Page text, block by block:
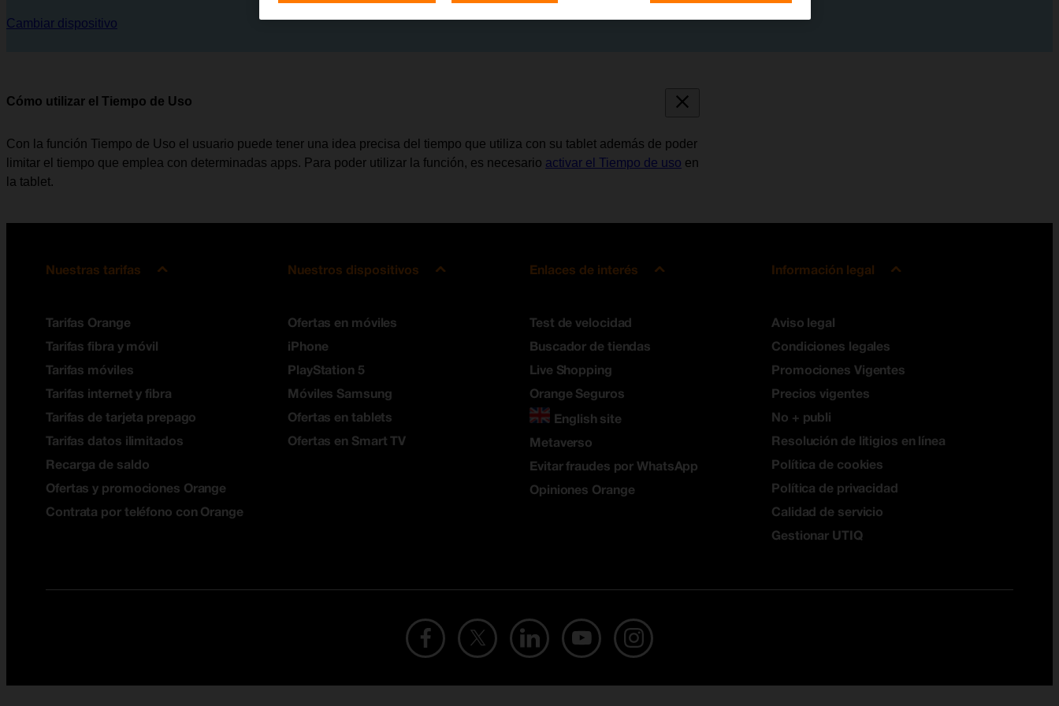
Cambiar dispositivo
Cómo utilizar el Tiempo de Uso
Con la función Tiempo de Uso el usuario puede tener una idea precisa del tiempo que utiliza con su tablet además de poder
limitar el tiempo que emplea con determinadas apps. Para poder utilizar la función, es necesario activar el Tiempo de uso en
la tablet.
Nuestras tarifas
Tarifas Orange
Tarifas fibra y móvil
Tarifas móviles
Tarifas internet y fibra
Tarifas de tarjeta prepago
Tarifas datos ilimitados
Recarga de saldo
Ofertas y promociones Orange
Contrata por teléfono con Orange
Nuestros dispositivos
Ofertas en móviles
iPhone
PlayStation 5
Móviles Samsung
Ofertas en tablets
Ofertas en Smart TV
Enlaces de interés
Test de velocidad
Buscador de tiendas
Live Shopping
Orange Seguros
English site
Metaverso
Evitar fraudes por WhatsApp
Opiniones Orange
Información legal
Aviso legal
Condiciones legales
Promociones Vigentes
Precios vigentes
No + publi
Resolución de litigios en línea
Política de cookies
Política de privacidad
Calidad de servicio
Gestionar UTIQ